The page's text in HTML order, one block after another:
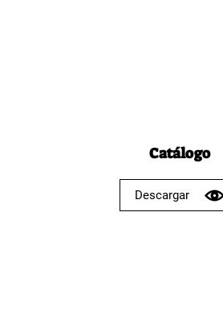
Catálogo
Descargar